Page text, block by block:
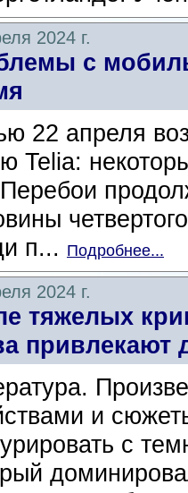
2024 г.
с
22 апреля
Telia:
Перебои
п... Подробнее...
2024 г.
тяжелых
привлекают
и
с